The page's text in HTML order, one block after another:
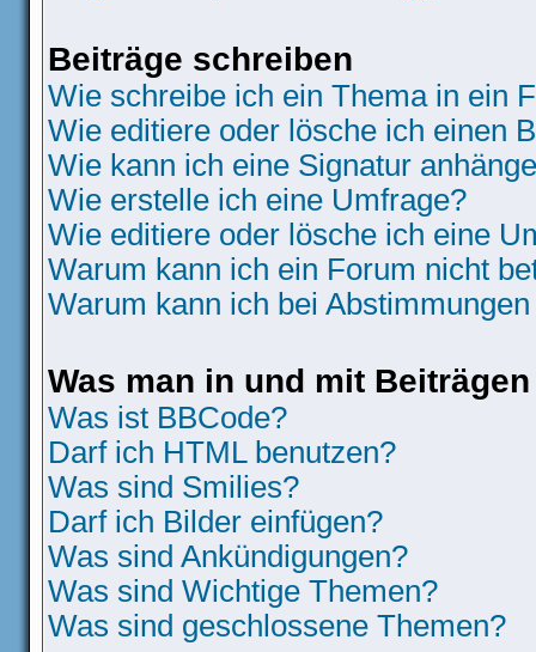
Beiträge schreiben
Wie schreibe ich ein Thema in ein
Wie editiere oder lösche ich einen
Wie kann ich eine Signatur
Wie erstelle ich eine Umfrage?
Wie editiere oder lösche ich eine
Warum kann ich ein Forum nicht
Warum kann ich bei
Was man in und mit
Was ist BBCode?
Darf ich HTML benutzen?
Was sind Smilies?
Darf ich Bilder einfügen?
Was sind Ankündigungen?
Was sind Wichtige Themen?
Was sind geschlossene Themen?